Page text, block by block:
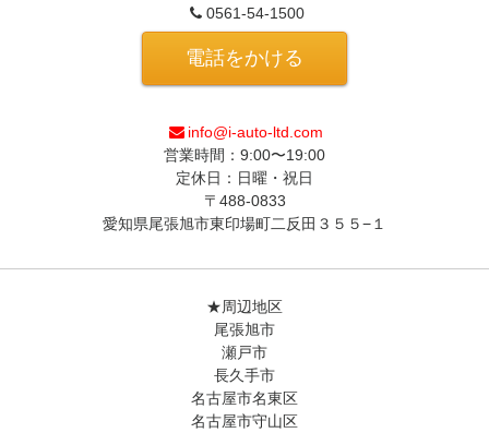
0561-54-1500
電話をかける
info@i-auto-ltd.com
営業時間：9:00〜19:00
定休日：日曜・祝日
〒488-0833
愛知県尾張旭市東印場町二反田３５５−１
★周辺地区
尾張旭市
瀬戸市
長久手市
名古屋市名東区
名古屋市守山区